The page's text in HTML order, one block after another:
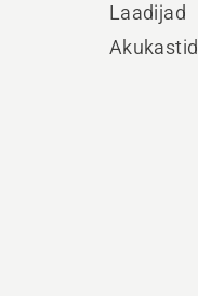
Laadijad
Akukastid